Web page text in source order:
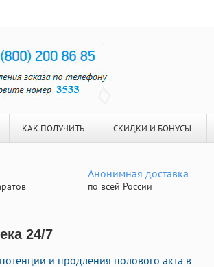
КАК ПОЛУЧИТЬ СКИДКИ И БОНУСЫ
Анонимная доставка
по всей России
24/7
и продления полового акта в